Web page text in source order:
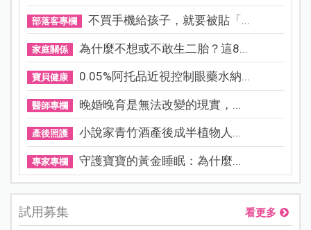
部落客專欄 不買手機給孩子，就要被貼「...
家庭關係 為什麼不想或不敢生二胎？這8...
寶貝健康 0.05%阿托品近視控制眼藥水納...
醫師專欄 晚婚晚育是無法改變的現實，...
產後照護 小說家青竹酒產後成半植物人...
專家專欄 守護寶寶的黃金睡眠：為什麼...
試用募集 看更多